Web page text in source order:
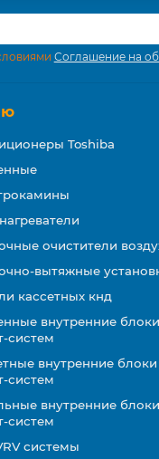
Соглашение на
Toshiba
очистители
вытяжные
кассетных кнд
внутренние
систем
внутренние
систем
внутренние
систем
системы